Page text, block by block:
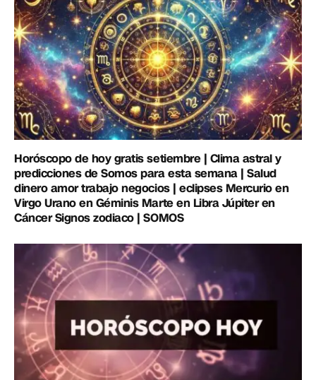
Horóscopo de hoy gratis setiembre | Clima astral y
predicciones de Somos para esta semana | Salud
dinero amor trabajo negocios | eclipses Mercurio en
Virgo Urano en Géminis Marte en Libra Júpiter en
Cáncer Signos zodiaco | SOMOS